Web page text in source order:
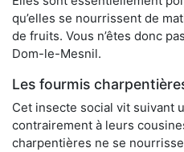
qu’elles se nourrissent de
de fruits. Vous n’êtes donc
Dom-le-Mesnil.
Les fourmis
Cet insecte social vit suivant
contrairement à leurs
charpentières ne se